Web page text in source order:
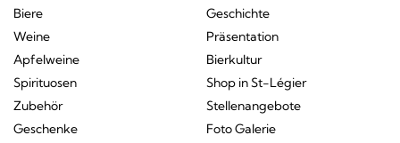
Biere
Weine
Apfelweine
Spirituosen
Zubehör
Geschenke
Geschichte
Präsentation
Bierkultur
Shop in St-Légier
Stellenangebote
Foto Galerie